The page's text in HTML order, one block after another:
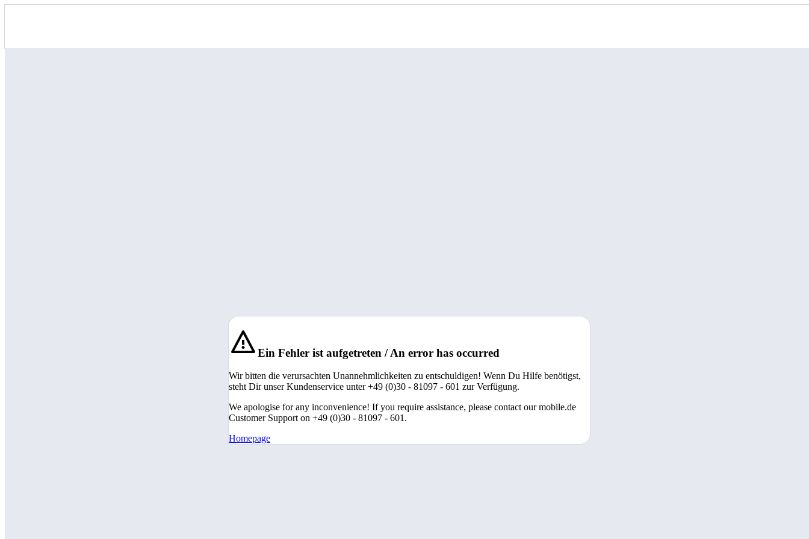
Ein Fehler ist aufgetreten / An error has occurred
Wir bitten die verursachten Unannehmlichkeiten zu entschuldigen! Wenn Du Hilfe benötigst,
steht Dir unser Kundenservice unter +49 (0)30 - 81097 - 601 zur Verfügung.
We apologise for any inconvenience! If you require assistance, please contact our mobile.de
Customer Support on +49 (0)30 - 81097 - 601.
Homepage